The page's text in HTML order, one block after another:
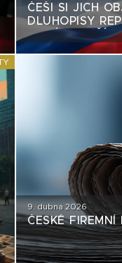
ČEŠI SI JICH
DLUHOPISY
EMISÍM
9. dubna 2026
ČESKÉ